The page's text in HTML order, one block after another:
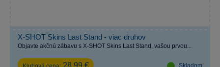
X-SHOT Skins Last Stand - viac druhov
Objavte akčnú zábavu s X-SHOT Skins Last Stand, vašou prvou...
28,99 € Skladom